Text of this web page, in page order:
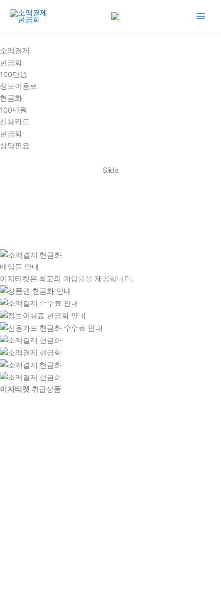
건
너
뛰
기
소액결제
현금화
100만원
정보이용료
현금화
100만원
신용카드
현금화
상담필요
Slide
매입률 안내
이지티켓은 최고의 매입률을 제공합니다.
이지티켓 취급상품